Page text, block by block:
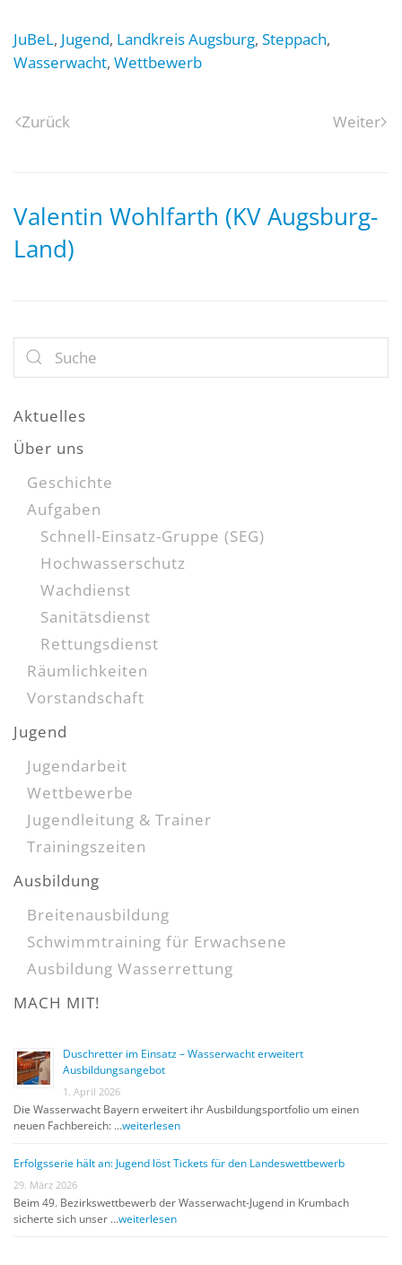
JuBeL, Jugend, Landkreis Augsburg, Steppach,
Wasserwacht, Wettbewerb
Zurück Weiter
Valentin Wohlfarth (KV Augsburg-
Land)
Aktuelles
Über uns
Geschichte
Aufgaben
Schnell-Einsatz-Gruppe (SEG)
Hochwasserschutz
Wachdienst
Sanitätsdienst
Rettungsdienst
Räumlichkeiten
Vorstandschaft
Jugend
Jugendarbeit
Wettbewerbe
Jugendleitung & Trainer
Trainingszeiten
Ausbildung
Breitenausbildung
Schwimmtraining für Erwachsene
Ausbildung Wasserrettung
MACH MIT!
Duschretter im Einsatz – Wasserwacht erweitert
Ausbildungsangebot
1. April 2026
Die Wasserwacht Bayern erweitert ihr Ausbildungsportfolio um einen
neuen Fachbereich: …weiterlesen
Erfolgsserie hält an: Jugend löst Tickets für den Landeswettbewerb
29. März 2026
Beim 49. Bezirkswettbewerb der Wasserwacht-Jugend in Krumbach
sicherte sich unser …weiterlesen